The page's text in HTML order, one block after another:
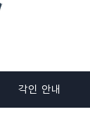
각인 안내